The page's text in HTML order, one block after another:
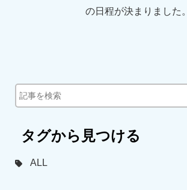
の日程が決まりました。
タグから見つける
ALL